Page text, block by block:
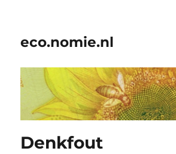
eco.nomie.nl
Denkfout